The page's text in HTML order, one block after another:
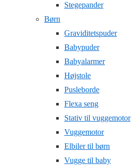
Stegepander
Børn
Graviditetspuder
Babypuder
Babyalarmer
Højstole
Pusleborde
Flexa seng
Stativ til vuggemotor
Vuggemotor
Elbiler til børn
Vugge til baby